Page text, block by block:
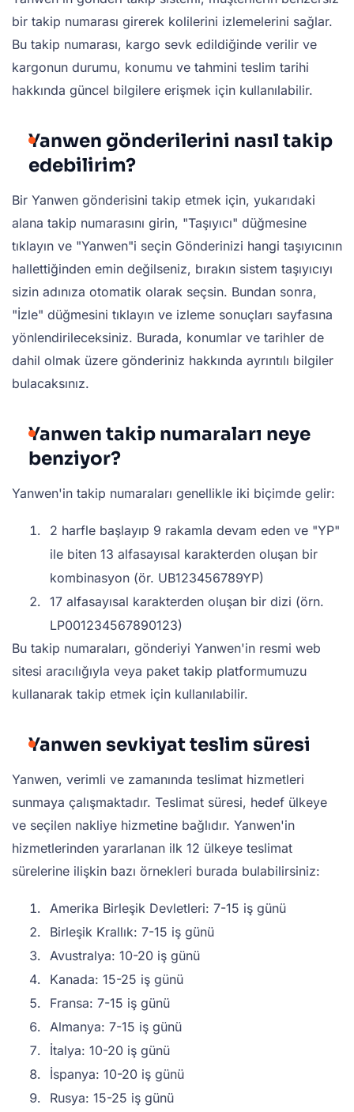
bir takip numarası girerek kolilerini izlemelerini sağlar.
Bu takip numarası, kargo sevk edildiğinde verilir ve
kargonun durumu, konumu ve tahmini teslim tarihi
hakkında güncel bilgilere erişmek için kullanılabilir.
Yanwen gönderilerini nasıl takip
edebilirim?
Bir Yanwen gönderisini takip etmek için, yukarıdaki
alana takip numarasını girin, "Taşıyıcı" düğmesine
tıklayın ve "Yanwen"i seçin Gönderinizi hangi taşıyıcının
hallettiğinden emin değilseniz, bırakın sistem taşıyıcıyı
sizin adınıza otomatik olarak seçsin. Bundan sonra,
"İzle" düğmesini tıklayın ve izleme sonuçları sayfasına
yönlendirileceksiniz. Burada, konumlar ve tarihler de
dahil olmak üzere gönderiniz hakkında ayrıntılı bilgiler
bulacaksınız.
Yanwen takip numaraları neye
benziyor?
Yanwen'in takip numaraları genellikle iki biçimde gelir:
2 harfle başlayıp 9 rakamla devam eden ve "YP"
ile biten 13 alfasayısal karakterden oluşan bir
kombinasyon (ör. UB123456789YP)
17 alfasayısal karakterden oluşan bir dizi (örn.
LP001234567890123)
Bu takip numaraları, gönderiyi Yanwen'in resmi web
sitesi aracılığıyla veya paket takip platformumuzu
kullanarak takip etmek için kullanılabilir.
Yanwen sevkiyat teslim süresi
Yanwen, verimli ve zamanında teslimat hizmetleri
sunmaya çalışmaktadır. Teslimat süresi, hedef ülkeye
ve seçilen nakliye hizmetine bağlıdır. Yanwen'in
hizmetlerinden yararlanan ilk 12 ülkeye teslimat
sürelerine ilişkin bazı örnekleri burada bulabilirsiniz:
Amerika Birleşik Devletleri: 7-15 iş günü
Birleşik Krallık: 7-15 iş günü
Avustralya: 10-20 iş günü
Kanada: 15-25 iş günü
Fransa: 7-15 iş günü
Almanya: 7-15 iş günü
İtalya: 10-20 iş günü
İspanya: 10-20 iş günü
Rusya: 15-25 iş günü